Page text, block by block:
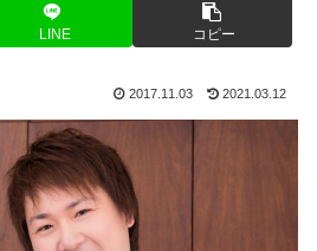
LINE コピー
2017.11.03 2021.03.12